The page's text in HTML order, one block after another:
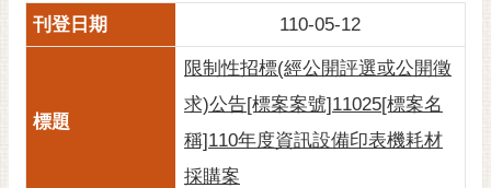
光
花
110-05-12
限制性招標(經公開評選或公開徵
求)公告[標案案號]11025[標案名
稱]110年度資訊設備印表機耗材
採購案